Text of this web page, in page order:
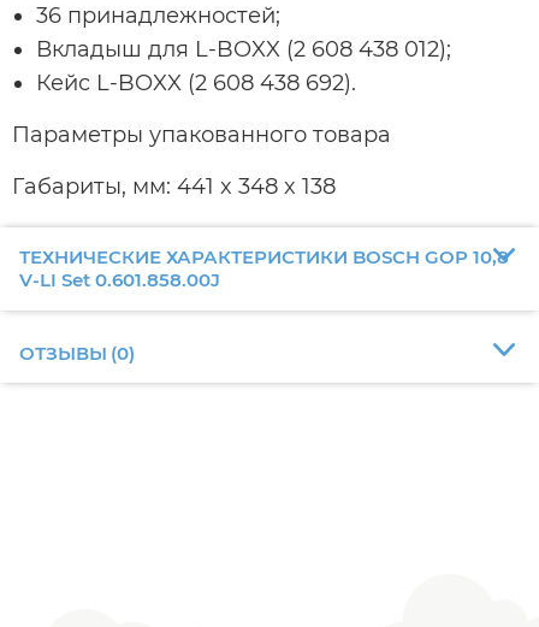
36 принадлежностей;
Вкладыш для L-BOXX (2 608 438 012);
Кейс L-BOXX (2 608 438 692).
Параметры упакованного товара
Габариты, мм: 441 x 348 x 138
ТЕХНИЧЕСКИЕ ХАРАКТЕРИСТИКИ BOSCH GOP 10,8
V-LI Set 0.601.858.00J
ОТЗЫВЫ (0)